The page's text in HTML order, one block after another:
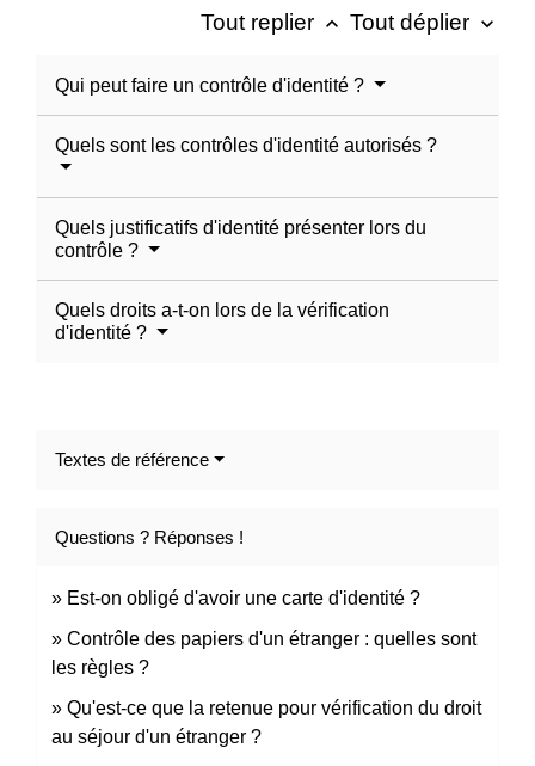
Tout replier keyboard_arrow_up Tout déplier keyboard_arrow_down
Qui peut faire un contrôle d'identité ?
Quels sont les contrôles d'identité autorisés ?
Quels justificatifs d'identité présenter lors du
contrôle ?
Quels droits a-t-on lors de la vérification
d'identité ?
Textes de référence
Questions ? Réponses !
Est-on obligé d'avoir une carte d'identité ?
Contrôle des papiers d'un étranger : quelles sont
les règles ?
Qu'est-ce que la retenue pour vérification du droit
au séjour d'un étranger ?